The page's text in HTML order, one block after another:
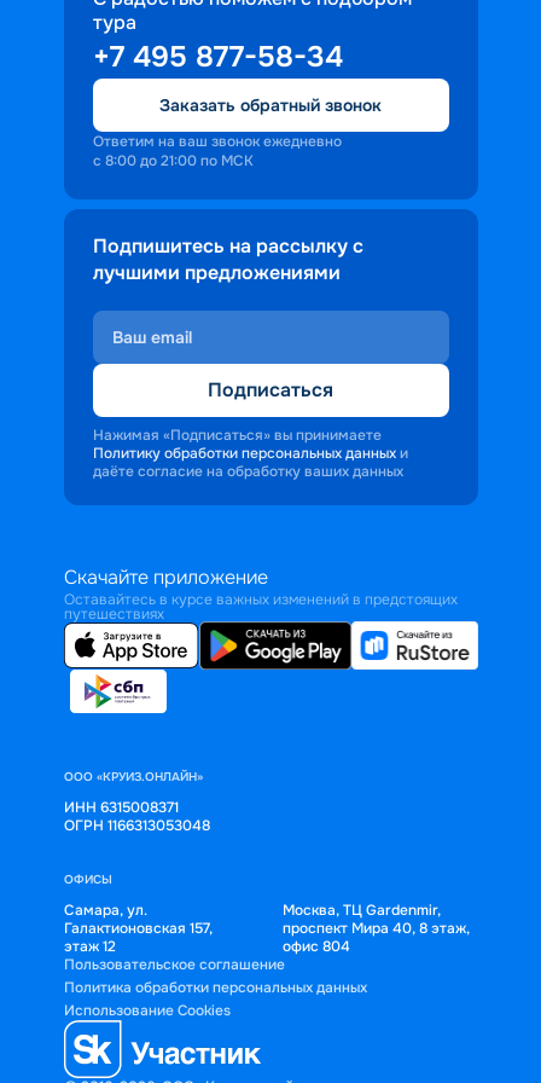
тура
+7 495 877-58-34
Заказать обратный звонок
Ответим на ваш звонок ежедневно
с 8:00 до 21:00 по МСК
Подпишитесь на рассылку с
лучшими предложениями
Подписаться
Нажимая «Подписаться» вы принимаете
Политику обработки персональных данных и
даёте согласие на обработку ваших данных
Скачайте приложение
Оставайтесь в курсе важных изменений в предстоящих
путешествиях
ООО «КРУИЗ.ОНЛАЙН»
ИНН 6315008371
ОГРН 1166313053048
ОФИСЫ
Самара, ул.
Галактионовская 157,
этаж 12
Москва, ТЦ Gardenmir,
проспект Мира 40, 8 этаж,
офис 804
Пользовательское соглашение
Политика обработки персональных данных
Использование Cookies